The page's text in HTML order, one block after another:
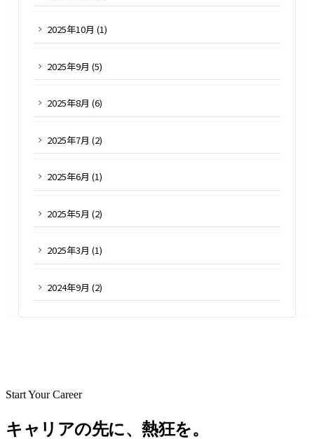
2025年10月 (1)
2025年9月 (5)
2025年8月 (6)
2025年7月 (2)
2025年6月 (1)
2025年5月 (2)
2025年3月 (1)
2024年9月 (2)
Start Your Career
キャリアの先に、熱狂を。